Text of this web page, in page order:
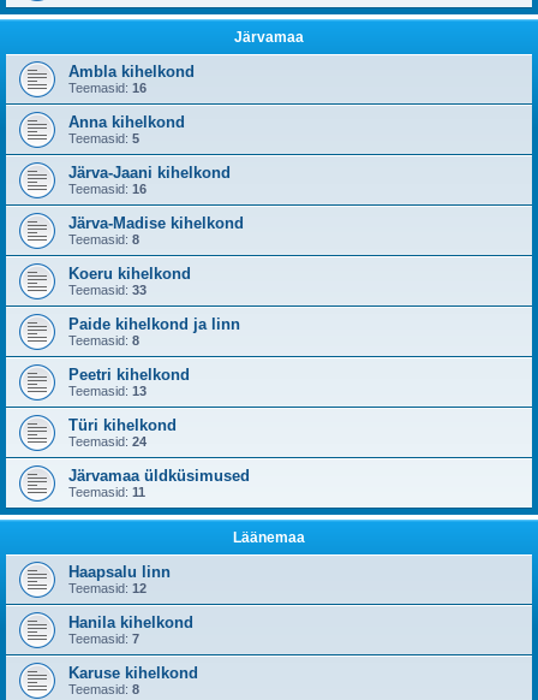
Järvamaa
Ambla kihelkond
Teemasid: 16
Anna kihelkond
Teemasid: 5
Järva-Jaani kihelkond
Teemasid: 16
Järva-Madise kihelkond
Teemasid: 8
Koeru kihelkond
Teemasid: 33
Paide kihelkond ja linn
Teemasid: 8
Peetri kihelkond
Teemasid: 13
Türi kihelkond
Teemasid: 24
Järvamaa üldküsimused
Teemasid: 11
Läänemaa
Haapsalu linn
Teemasid: 12
Hanila kihelkond
Teemasid: 7
Karuse kihelkond
Teemasid: 8